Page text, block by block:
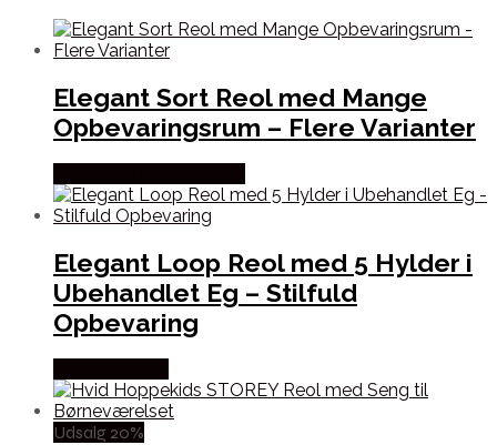
Elegant Sort Reol med Mange
Opbevaringsrum – Flere Varianter
Elegant Loop Reol med 5 Hylder i
Ubehandlet Eg – Stilfuld
Opbevaring
Udsalg 20%